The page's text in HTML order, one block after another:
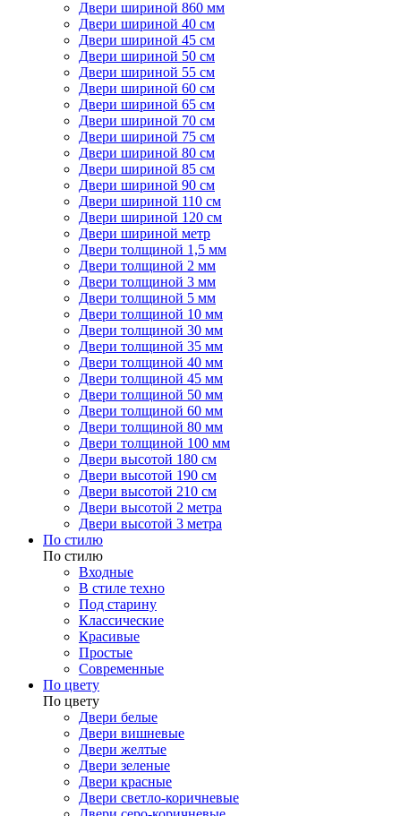
Двери шириной 860 мм
Двери шириной 40 см
Двери шириной 45 см
Двери шириной 50 см
Двери шириной 55 см
Двери шириной 60 см
Двери шириной 65 см
Двери шириной 70 см
Двери шириной 75 см
Двери шириной 80 см
Двери шириной 85 см
Двери шириной 90 см
Двери шириной 110 см
Двери шириной 120 см
Двери шириной метр
Двери толщиной 1,5 мм
Двери толщиной 2 мм
Двери толщиной 3 мм
Двери толщиной 5 мм
Двери толщиной 10 мм
Двери толщиной 30 мм
Двери толщиной 35 мм
Двери толщиной 40 мм
Двери толщиной 45 мм
Двери толщиной 50 мм
Двери толщиной 60 мм
Двери толщиной 80 мм
Двери толщиной 100 мм
Двери высотой 180 см
Двери высотой 190 см
Двери высотой 210 см
Двери высотой 2 метра
Двери высотой 3 метра
По стилю
По стилю
Входные
В стиле техно
Под старину
Классические
Красивые
Простые
Современные
По цвету
По цвету
Двери белые
Двери вишневые
Двери желтые
Двери зеленые
Двери красные
Двери светло-коричневые